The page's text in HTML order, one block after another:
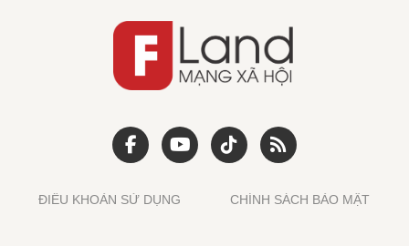
ĐIỀU KHOẢN SỬ DỤNG CHÍNH SÁCH BẢO MẬT